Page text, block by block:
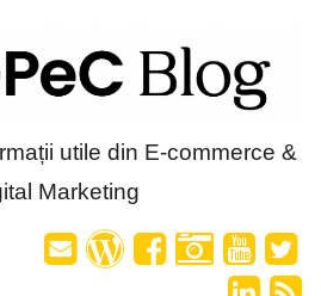
utile din E-commerce &
Marketing